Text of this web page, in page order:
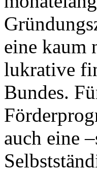
eine kaum
lukrative
Bundes.
auch eine